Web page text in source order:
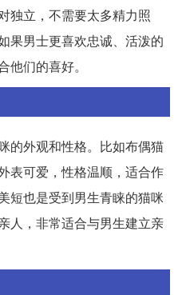
独立，不需要太多精力照
果男士更喜欢忠诚、活泼的
们的喜好。
的外观和性格。比如布偶猫
表可爱，性格温顺，适合作
短也是受到男生青睐的猫咪
人，非常适合与男生建立亲